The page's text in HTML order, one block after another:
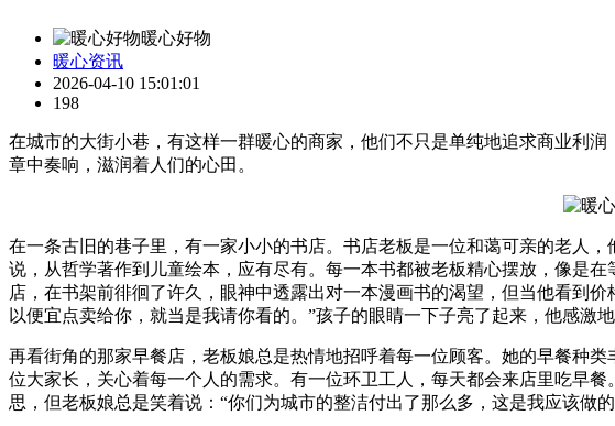
暖心好物
暖心资讯
2026-04-10 15:01:01
198
在城市的大街小巷，有这样一群暖心的商家，他们不只是单纯地追求商业利
章中奏响，滋润着人们的心田。
在一条古旧的巷子里，有一家小小的书店。书店老板是一位和蔼可亲的老人
说，从哲学著作到儿童绘本，应有尽有。每一本书都被老板精心摆放，像是
店，在书架前徘徊了许久，眼神中透露出对一本漫画书的渴望，但当他看到
以便宜点卖给你，就当是我请你看的。”孩子的眼睛一下子亮了起来，他感激
再看街角的那家早餐店，老板娘总是热情地招呼着每一位顾客。她的早餐种
位大家长，关心着每一个人的需求。有一位环卫工人，每天都会来店里吃早
思，但老板娘总是笑着说：“你们为城市的整洁付出了那么多，这是我应该做